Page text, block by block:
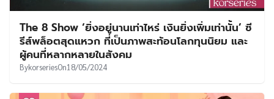
The 8 Show ‘ยิ่งอยู่นานเท่าไหร่ เงินยิ่งเพิ่มเท่านั้น’ ซี
รีส์พล็อตสุดแหวก ที่เป็นภาพสะท้อนโลกทุนนิยม และ
ผู้คนที่หลากหลายในสังคม
BykorseriesOn18/05/2024